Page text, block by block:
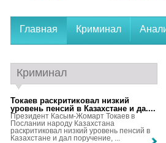
Главная Криминал
Криминал
Токаев раскритиковал низкий
уровень пенсий в Казахстане и да....
Президент Касым-Жомарт Токаев в
Послании народу Казахстана
раскритиковал низкий уровень пенсий в
Казахстане и дал поручение, ...